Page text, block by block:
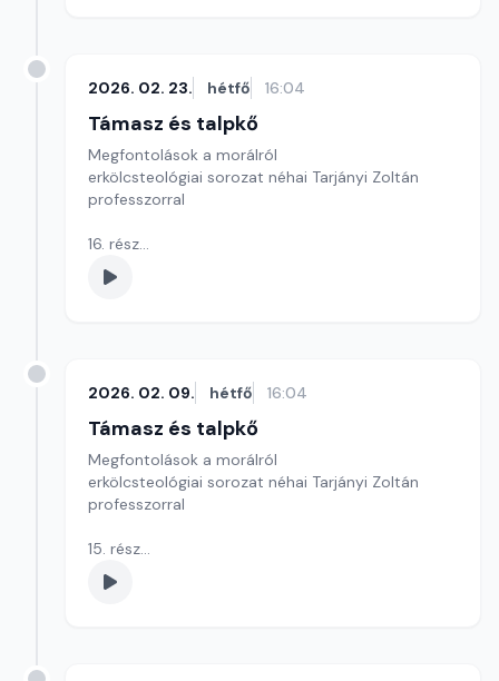
2026. 02. 23. hétfő 16:04
Támasz és talpkő
Megfontolások a morálról
erkölcsteológiai sorozat néhai Tarjányi Zoltán
professzorral
16. rész
A harmadik parancsolat: Az Úr napját szenteld
meg!
2026. 02. 09. hétfő 16:04
Támasz és talpkő
Megfontolások a morálról
erkölcsteológiai sorozat néhai Tarjányi Zoltán
professzorral
15. rész
A második parancsolat: Isten nevét hiába ne vedd!
Szerkesztő: Szikora József